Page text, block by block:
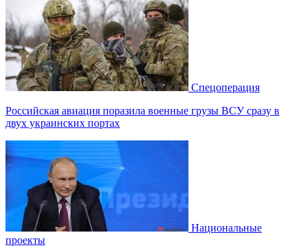
Спецоперация
Российская авиация поразила военные грузы ВСУ сразу в
двух украинских портах
Национальные
проекты